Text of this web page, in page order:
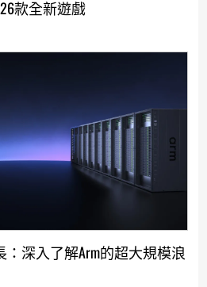
26款全新遊戲
：深入了解Arm的超大規模浪